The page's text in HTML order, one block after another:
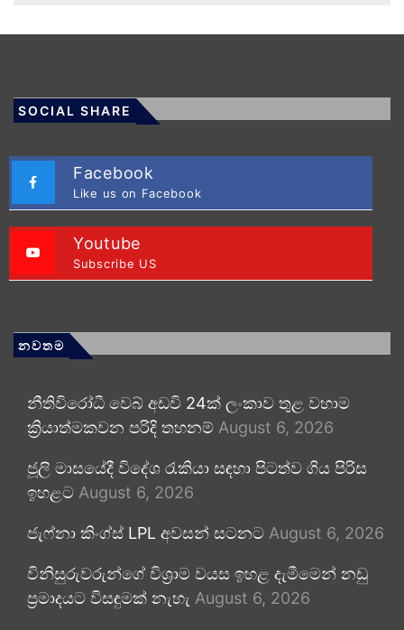
SOCIAL SHARE
Facebook
Like us on Facebook
Youtube
Subscribe US
නවතම
නීතිවිරෝධී වෙබ් අඩවි 24ක් ලංකාව තුළ වහාම
ක්‍රියාත්මකවන පරිදි තහනම් August 6, 2026
ජූලි මාසයේදී විදේශ රැකියා සඳහා පිටත්ව ගිය පිරිස
ඉහළට August 6, 2026
ජැෆ්නා කිංග්ස් LPL අවසන් සටනට August 6, 2026
විනිසුරුවරුන්ගේ විශ්‍රාම වයස ඉහළ දැමීමෙන් නඩු
ප්‍රමාදයට විසඳුමක් නැහැ August 6, 2026